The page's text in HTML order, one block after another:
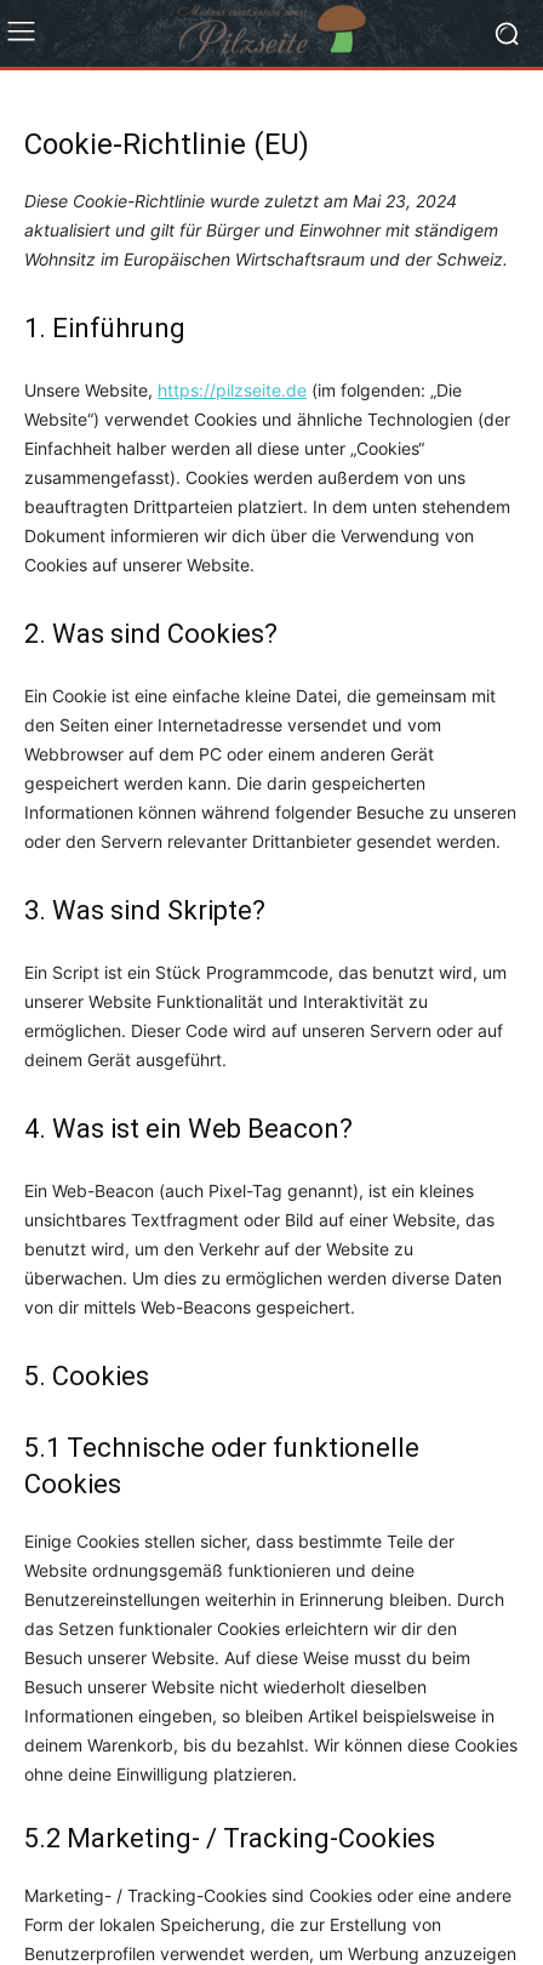
Cookie-Richtlinie (EU)
Diese Cookie-Richtlinie wurde zuletzt am Mai 23, 2024
aktualisiert und gilt für Bürger und Einwohner mit ständigem
Wohnsitz im Europäischen Wirtschaftsraum und der Schweiz.
1. Einführung
Unsere Website, https://pilzseite.de (im folgenden: „Die
Website“) verwendet Cookies und ähnliche Technologien (der
Einfachheit halber werden all diese unter „Cookies“
zusammengefasst). Cookies werden außerdem von uns
beauftragten Drittparteien platziert. In dem unten stehendem
Dokument informieren wir dich über die Verwendung von
Cookies auf unserer Website.
2. Was sind Cookies?
Ein Cookie ist eine einfache kleine Datei, die gemeinsam mit
den Seiten einer Internetadresse versendet und vom
Webbrowser auf dem PC oder einem anderen Gerät
gespeichert werden kann. Die darin gespeicherten
Informationen können während folgender Besuche zu unseren
oder den Servern relevanter Drittanbieter gesendet werden.
3. Was sind Skripte?
Ein Script ist ein Stück Programmcode, das benutzt wird, um
unserer Website Funktionalität und Interaktivität zu
ermöglichen. Dieser Code wird auf unseren Servern oder auf
deinem Gerät ausgeführt.
4. Was ist ein Web Beacon?
Ein Web-Beacon (auch Pixel-Tag genannt), ist ein kleines
unsichtbares Textfragment oder Bild auf einer Website, das
benutzt wird, um den Verkehr auf der Website zu
überwachen. Um dies zu ermöglichen werden diverse Daten
von dir mittels Web-Beacons gespeichert.
5. Cookies
5.1 Technische oder funktionelle
Cookies
Einige Cookies stellen sicher, dass bestimmte Teile der
Website ordnungsgemäß funktionieren und deine
Benutzereinstellungen weiterhin in Erinnerung bleiben. Durch
das Setzen funktionaler Cookies erleichtern wir dir den
Besuch unserer Website. Auf diese Weise musst du beim
Besuch unserer Website nicht wiederholt dieselben
Informationen eingeben, so bleiben Artikel beispielsweise in
deinem Warenkorb, bis du bezahlst. Wir können diese Cookies
ohne deine Einwilligung platzieren.
5.2 Marketing- / Tracking-Cookies
Marketing- / Tracking-Cookies sind Cookies oder eine andere
Form der lokalen Speicherung, die zur Erstellung von
Benutzerprofilen verwendet werden, um Werbung anzuzeigen